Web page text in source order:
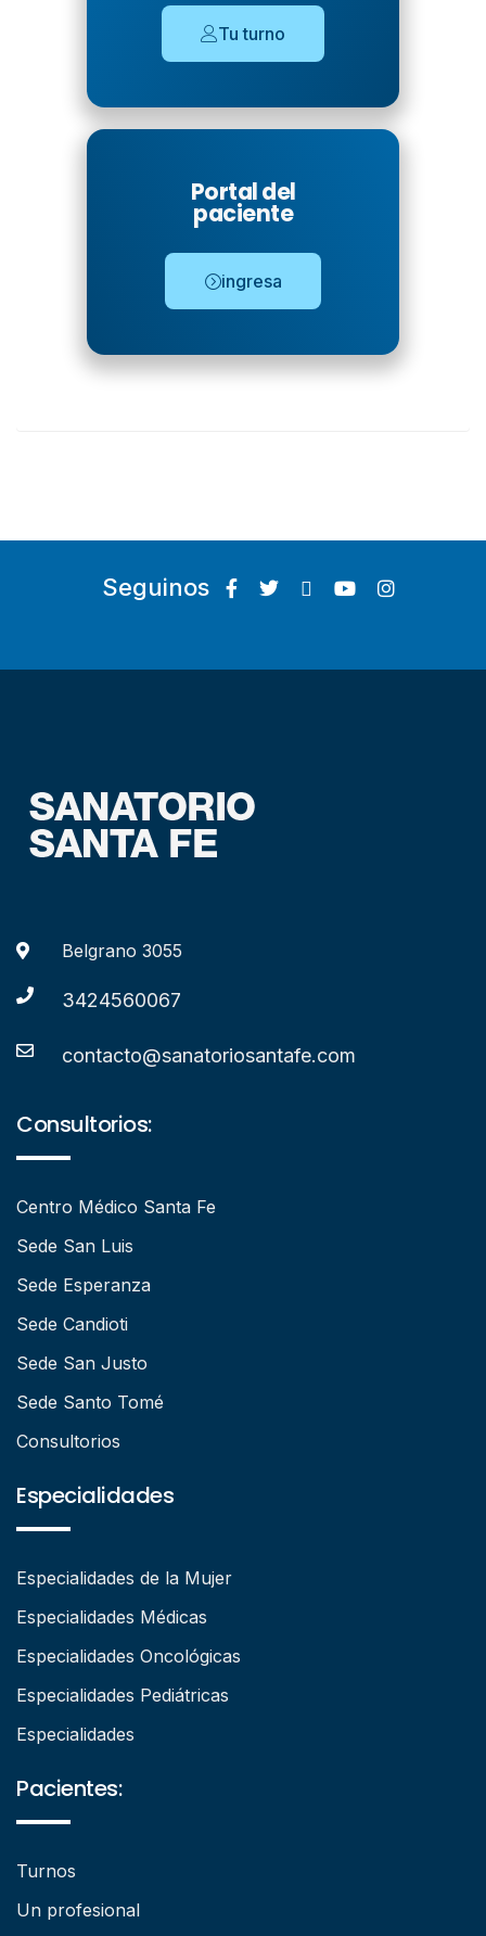
Tu turno
Portal del
paciente
ingresa
Seguinos
Belgrano 3055
3424560067
contacto@sanatoriosantafe.com
Consultorios:
Centro Médico Santa Fe
Sede San Luis
Sede Esperanza
Sede Candioti
Sede San Justo
Sede Santo Tomé
Consultorios
Especialidades
Especialidades de la Mujer
Especialidades Médicas
Especialidades Oncológicas
Especialidades Pediátricas
Especialidades
Pacientes:
Turnos
Un profesional